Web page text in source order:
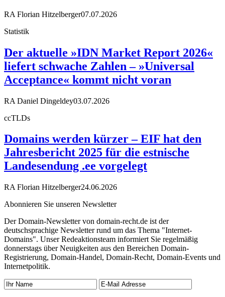
RA Florian Hitzelberger07.07.2026
Statistik
Der aktuelle »IDN Market Report 2026«
liefert schwache Zahlen – »Universal
Acceptance« kommt nicht voran
RA Daniel Dingeldey03.07.2026
ccTLDs
Domains werden kürzer – EIF hat den
Jahresbericht 2025 für die estnische
Landesendung .ee vorgelegt
RA Florian Hitzelberger24.06.2026
Abonnieren Sie unseren Newsletter
Der Domain-Newsletter von domain-recht.de ist der
deutschsprachige Newsletter rund um das Thema "Internet-
Domains". Unser Redeaktionsteam informiert Sie regelmäßig
donnerstags über Neuigkeiten aus den Bereichen Domain-
Registrierung, Domain-Handel, Domain-Recht, Domain-Events und
Internetpolitik.